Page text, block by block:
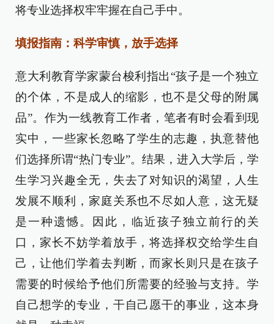
将专业选择权牢牢握在自己手中。
填报指南：科学审慎，放手选择
意大利教育学家蒙台梭利指出“孩子是一个独立
的个体，不是成人的缩影，也不是父母的附属
品”。作为一线教育工作者，笔者有时会看到现
实中，一些家长忽略了学生的志趣，执意替他
们选择所谓“热门专业”。结果，进入大学后，学
生学习兴趣全无，失去了对知识的渴望，人生
发展不顺利，家庭关系也不尽如人意，这无疑
是一种遗憾。因此，临近孩子独立前行的关
口，家长不妨学着放手，将选择权交给学生自
己，让他们学着去判断，而家长则只是在孩子
需要的时候给予他们所需要的经验与支持。学
自己想学的专业，干自己愿干的事业，这本身